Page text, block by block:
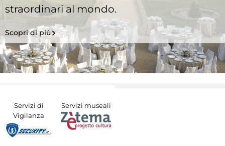
straordinari al mondo.
Scopri di più
Servizi di
Vigilanza
Servizi museali